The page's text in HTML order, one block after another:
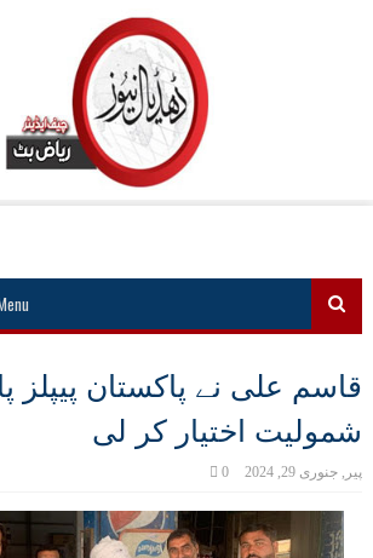
قاسم علی نے پاکستان پیپلز
شمولیت اختیار کر لی
پیر, جنوری 29, 2024 0